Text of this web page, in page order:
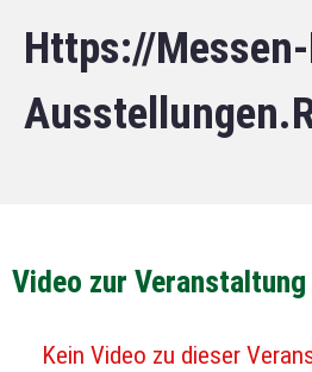
Https://
Video zur Veranstaltung
Kein Video zu dieser